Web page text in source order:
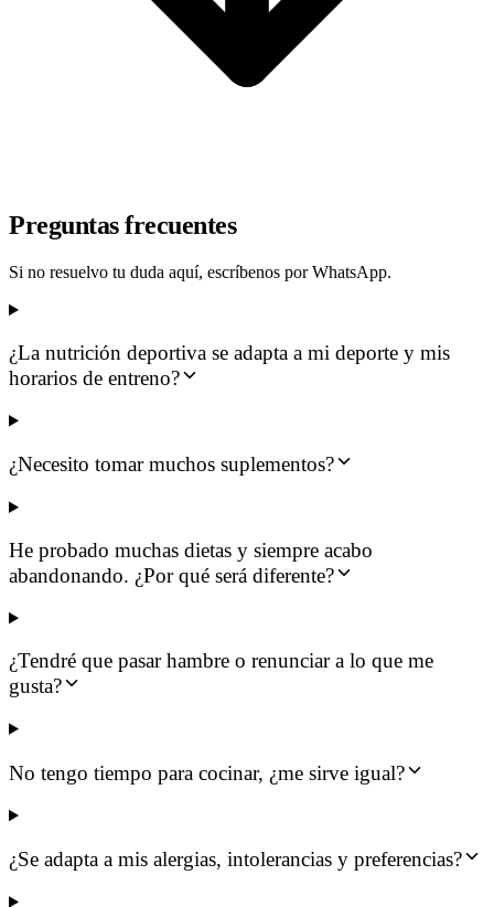
Preguntas frecuentes
Si no resuelvo tu duda aquí, escríbenos por WhatsApp.
¿La nutrición deportiva se adapta a mi deporte y mis
horarios de entreno?
¿Necesito tomar muchos suplementos?
He probado muchas dietas y siempre acabo
abandonando. ¿Por qué será diferente?
¿Tendré que pasar hambre o renunciar a lo que me
gusta?
No tengo tiempo para cocinar, ¿me sirve igual?
¿Se adapta a mis alergias, intolerancias y preferencias?